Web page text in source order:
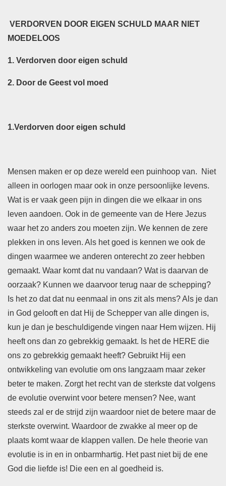
VERDORVEN DOOR EIGEN SCHULD MAAR NIET
MOEDELOOS
1. Verdorven door eigen schuld
2. Door de Geest vol moed
1.Verdorven door eigen schuld
Mensen maken er op deze wereld een puinhoop van. Niet
alleen in oorlogen maar ook in onze persoonlijke levens.
Wat is er vaak geen pijn in dingen die we elkaar in ons
leven aandoen. Ook in de gemeente van de Here Jezus
waar het zo anders zou moeten zijn. We kennen de zere
plekken in ons leven. Als het goed is kennen we ook de
dingen waarmee we anderen onterecht zo zeer hebben
gemaakt. Waar komt dat nu vandaan? Wat is daarvan de
oorzaak? Kunnen we daarvoor terug naar de schepping?
Is het zo dat dat nu eenmaal in ons zit als mens? Als je dan
in God gelooft en dat Hij de Schepper van alle dingen is,
kun je dan je beschuldigende vingen naar Hem wijzen. Hij
heeft ons dan zo gebrekkig gemaakt. Is het de HERE die
ons zo gebrekkig gemaakt heeft? Gebruikt Hij een
ontwikkeling van evolutie om ons langzaam maar zeker
beter te maken. Zorgt het recht van de sterkste dat volgens
de evolutie overwint voor betere mensen? Nee, want
steeds zal er de strijd zijn waardoor niet de betere maar de
sterkste overwint. Waardoor de zwakke al meer op de
plaats komt waar de klappen vallen. De hele theorie van
evolutie is in en in onbarmhartig. Het past niet bij de ene
God die liefde is! Die een en al goedheid is.